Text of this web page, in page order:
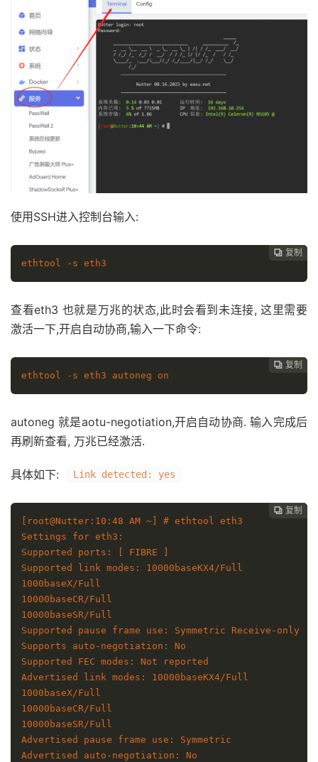
使用SSH进入控制台输入:
 复制
 复制
 复制
 复制
 复制
ethtool -s eth3
查看eth3 也就是万兆的状态,此时会看到未连接, 这里需要
激活一下,开启自动协商,输入一下命令:
 复制
 复制
 复制
 复制
ethtool -s eth3 autoneg on
autoneg 就是aotu-negotiation,开启自动协商. 输入完成后
再刷新查看, 万兆已经激活.
具体如下: Link detected: yes
 复制
 复制
 复制
[root@Nutter:10:48 AM ~] # ethtool eth3
Settings for eth3:
Supported ports: [ FIBRE ]
Supported link modes: 10000baseKX4/Full
1000baseX/Full
10000baseCR/Full
10000baseSR/Full
Supported pause frame use: Symmetric Receive-only
Supports auto-negotiation: No
Supported FEC modes: Not reported
Advertised link modes: 10000baseKX4/Full
1000baseX/Full
10000baseCR/Full
10000baseSR/Full
Advertised pause frame use: Symmetric
Advertised auto-negotiation: No